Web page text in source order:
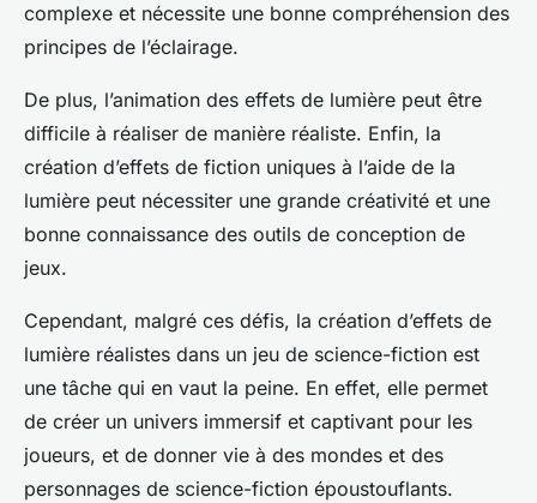
complexe et nécessite une bonne compréhension des
principes de l’éclairage.
De plus, l’animation des effets de lumière peut être
difficile à réaliser de manière réaliste. Enfin, la
création d’effets de fiction uniques à l’aide de la
lumière peut nécessiter une grande créativité et une
bonne connaissance des outils de conception de
jeux.
Cependant, malgré ces défis, la création d’effets de
lumière réalistes dans un jeu de science-fiction est
une tâche qui en vaut la peine. En effet, elle permet
de créer un univers immersif et captivant pour les
joueurs, et de donner vie à des mondes et des
personnages de science-fiction époustouflants.